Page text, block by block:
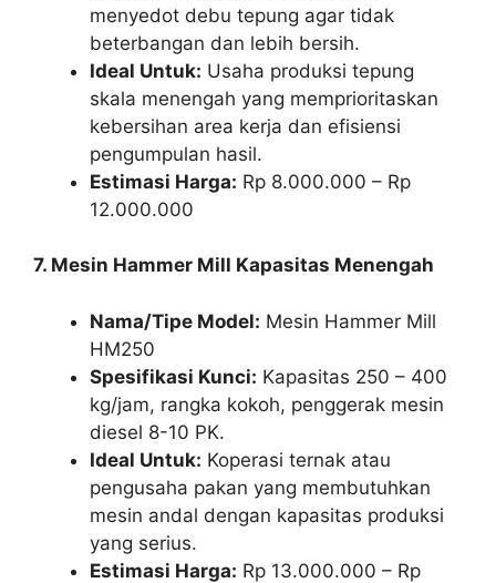
menyedot debu tepung agar tidak
beterbangan dan lebih bersih.
Ideal Untuk: Usaha produksi tepung
skala menengah yang memprioritaskan
kebersihan area kerja dan efisiensi
pengumpulan hasil.
Estimasi Harga: Rp 8.000.000 – Rp
12.000.000
7. Mesin Hammer Mill Kapasitas Menengah
Nama/Tipe Model: Mesin Hammer Mill
HM250
Spesifikasi Kunci: Kapasitas 250 – 400
kg/jam, rangka kokoh, penggerak mesin
diesel 8-10 PK.
Ideal Untuk: Koperasi ternak atau
pengusaha pakan yang membutuhkan
mesin andal dengan kapasitas produksi
yang serius.
Estimasi Harga: Rp 13.000.000 – Rp